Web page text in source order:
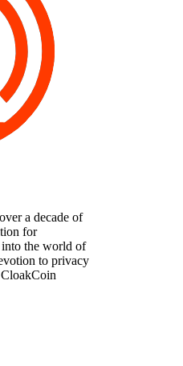
a decade of
for
into the world of
to privacy